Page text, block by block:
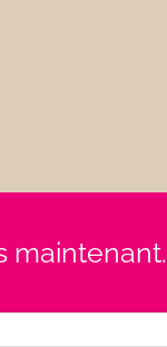
maintenant.